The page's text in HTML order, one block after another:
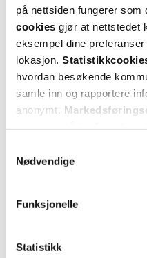
på nettsiden fungerer som
cookies gjør at nettstedet
eksempel dine
lokasjon.
hvordan besøkende
samle inn og rapportere
anonymt.
Nødvendige
Funksjonelle
Statistikk
5
4 stjerner